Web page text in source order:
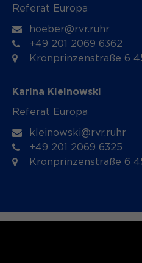
Referat Europa
hoeber@rvr.ruhr
+49 201 2069 6362
Kronprinzenstraße 6
Karina Kleinowski
Referat Europa
kleinowski@rvr.ruhr
+49 201 2069 6325
Kronprinzenstraße 6